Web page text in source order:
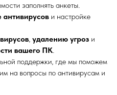
заполнять анкеты.
антивирусов и настройке
, удалению угроз и
вашего ПК.
поддержки, где мы поможем
на вопросы по антивирусам и